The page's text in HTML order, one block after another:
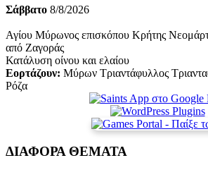
Σάββατο 8/8/2026
Αγίου Μύρωνος επισκόπου Κρήτης
από Ζαγοράς
Κατάλυση οίνου και ελαίου
Εορτάζουν: Μύρων Τριαντάφυλλος
Ρόζα
ΔΙΑΦΟΡΑ ΘΕΜΑΤΑ